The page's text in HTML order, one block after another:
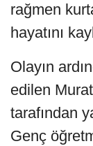
rağmen
hayatını
Olayın
edilen
tarafından
Genç